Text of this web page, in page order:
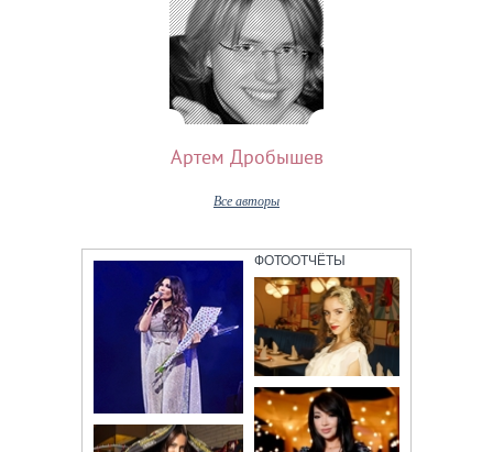
Артем Дробышев
Все авторы
ФОТООТЧЁТЫ